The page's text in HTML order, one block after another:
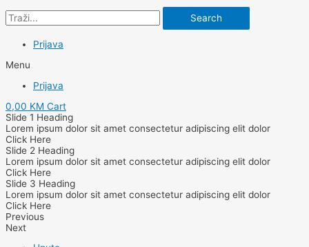
Search
Prijava
Menu
Prijava
0,00 KM Cart
Slide 1 Heading
Lorem ipsum dolor sit amet consectetur adipiscing elit dolor
Click Here
Slide 2 Heading
Lorem ipsum dolor sit amet consectetur adipiscing elit dolor
Click Here
Slide 3 Heading
Lorem ipsum dolor sit amet consectetur adipiscing elit dolor
Click Here
Previous
Next